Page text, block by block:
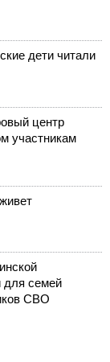
дети читали
центр
участникам
для семей
СВО